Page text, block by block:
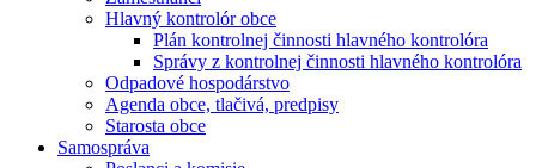
Hlavný kontrolór obce
Plán kontrolnej činnosti hlavného kontrolóra
Správy z kontrolnej činnosti hlavného kontrolóra
Odpadové hospodárstvo
Agenda obce, tlačivá, predpisy
Starosta obce
Samospráva